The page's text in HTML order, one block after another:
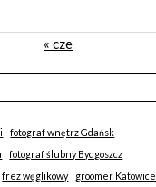
« cze
fotograf wnętrz Gdańsk
fotograf ślubny Bydgoszcz
frez węglikowy
groomer Katowice